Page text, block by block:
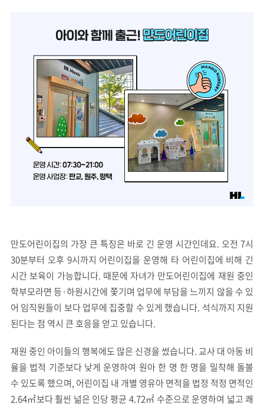
만도어린이집의 가장 큰 특징은 바로 긴 운영 시간인데요. 오전 7시
30분부터 오후 9시까지 어린이집을 운영해 타 어린이집에 비해 긴
시간 보육이 가능합니다. 때문에 자녀가 만도어린이집에 재원 중인
학부모라면 등·하원시간에 쫓기며 업무에 부담을 느끼지 않을 수 있
어 임직원들이 보다 업무에 집중할 수 있게 했습니다. 석식까지 지원
된다는 점 역시 큰 호응을 얻고 있습니다.
재원 중인 아이들의 행복에도 많은 신경을 썼습니다. 교사 대 아동 비
율을 법적 기준보다 낮게 운영하여 원아 한 명 한 명을 밀착해 돌볼
수 있도록 했으며, 어린이집 내 개별 영유아 면적을 법정 적정 면적인
2.64㎡보다 훨씬 넒은 인당 평균 4.72㎡ 수준으로 운영하여 넓고 쾌